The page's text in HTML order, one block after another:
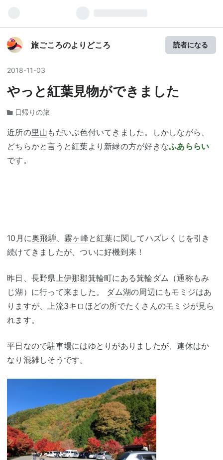
旅ごころのよりどころ 読者になる
2018-11-03
やっと紅葉見物ができました
日帰りの旅
近所の里山 もだいぶ色付いてきました。しかしながら、
どちらかと言うと紅葉より新緑の方が好きなふあららい
です。
10月に奥飛騨、 霧ヶ峰と紅葉に関してハズレくじを引き
続けてきましたが、ついに好機到来！
昨日、長野県上伊那郡箕輪町にある箕輪ダム（通称もみ
じ湖）に行って来ました。 ダム湖の周辺にもモミジはあ
りますが、上流3キロほどの所でたくさんのモミジが見ら
れます。
平日なので駐車場にはゆとりがありましたが、連休はか
なり混雑しそうです。